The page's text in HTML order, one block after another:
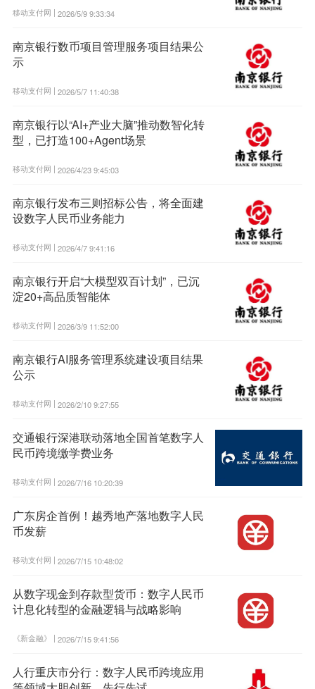
移动支付网 | 2026/5/9 9:33:34
南京银行数币项目管理服务项目结果公
示
移动支付网 | 2026/5/7 11:40:38
南京银行以“AI+产业大脑”推动数智化转
型，已打造100+Agent场景
移动支付网 | 2026/4/23 9:45:03
南京银行发布三则招标公告，将全面建
设数字人民币业务能力
移动支付网 | 2026/4/7 9:41:16
南京银行开启“大模型双百计划”，已沉
淀20+高品质智能体
移动支付网 | 2026/3/9 11:52:00
南京银行AI服务管理系统建设项目结果
公示
移动支付网 | 2026/2/10 9:27:55
交通银行深港联动落地全国首笔数字人
民币跨境缴学费业务
移动支付网 | 2026/7/16 10:20:39
广东房企首例！越秀地产落地数字人民
币发薪
移动支付网 | 2026/7/15 10:48:02
从数字现金到存款型货币：数字人民币
计息化转型的金融逻辑与战略影响
《新金融》 | 2026/7/15 9:41:56
人行重庆市分行：数字人民币跨境应用